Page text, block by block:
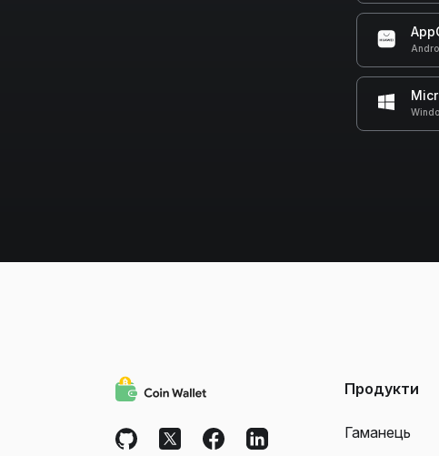
Продукти
Гаманець